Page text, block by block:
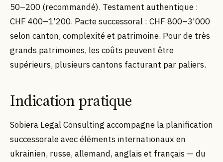
50–200 (recommandé). Testament authentique :
CHF 400–1'200. Pacte successoral : CHF 800–3'000
selon canton, complexité et patrimoine. Pour de très
grands patrimoines, les coûts peuvent être
supérieurs, plusieurs cantons facturant par paliers.
Indication pratique
Sobiera Legal Consulting accompagne la planification
successorale avec éléments internationaux en
ukrainien, russe, allemand, anglais et français — du